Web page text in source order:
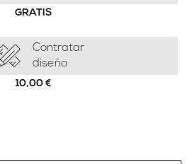
GRATIS
Contratar
diseño
10,00 €